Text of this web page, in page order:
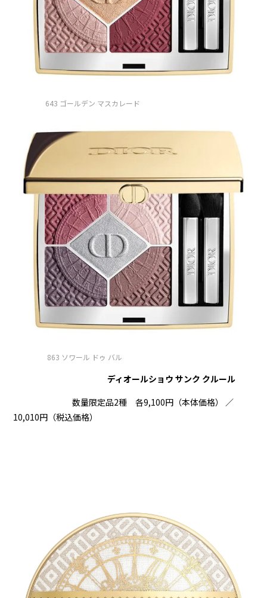
643 ゴールデン マスカレード
863 ソワール ドゥ バル
ディオールショウ サンク クルール
数量限定品2種 各9,100円（本体価格） ／
10,010円（税込価格）